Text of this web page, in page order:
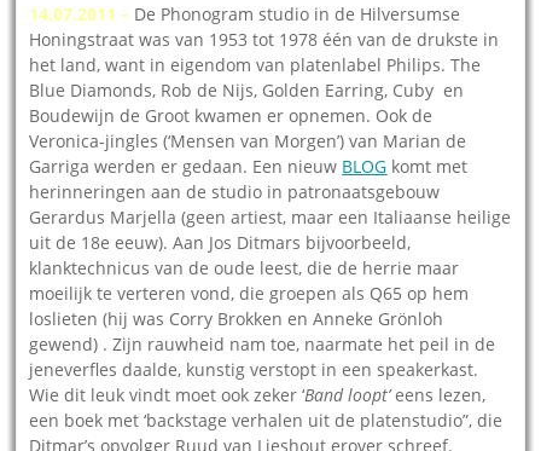
14.07.2011 – De Phonogram studio in de Hilversumse
Honingstraat was van 1953 tot 1978 één van de drukste in
het land, want in eigendom van platenlabel Philips. The
Blue Diamonds, Rob de Nijs, Golden Earring, Cuby en
Boudewijn de Groot kwamen er opnemen. Ook de
Veronica-jingles (‘Mensen van Morgen’) van Marian de
Garriga werden er gedaan. Een nieuw BLOG komt met
herinneringen aan de studio in patronaatsgebouw
Gerardus Marjella (geen artiest, maar een Italiaanse heilige
uit de 18e eeuw). Aan Jos Ditmars bijvoorbeeld,
klanktechnicus van de oude leest, die de herrie maar
moeilijk te verteren vond, die groepen als Q65 op hem
loslieten (hij was Corry Brokken en Anneke Grönloh
gewend) . Zijn rauwheid nam toe, naarmate het peil in de
jeneverfles daalde, kunstig verstopt in een speakerkast.
Wie dit leuk vindt moet ook zeker ‘Band loopt’eens lezen,
een boek met ‘backstage verhalen uit de platenstudio”, die
Ditmar’s opvolger Ruud van Lieshout erover schreef.